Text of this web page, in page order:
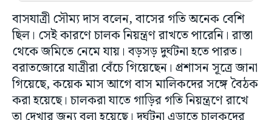
বাসযাত্রী সৌম্য দাস বলেন, বাসের গতি অনেক বেশি
ছিল। সেই কারণে চালক নিয়ন্ত্রণ রাখতে পারেনি। রাস্তা
থেকে জমিতে নেমে যায়। বড়সড় দুর্ঘটনা হতে পারত।
বরাতজোরে যাত্রীরা বেঁচে গিয়েছেন। প্রশাসন সূত্রে জানা
গিয়েছে, কয়েক মাস আগে বাস মালিকদের সঙ্গে বৈঠক
করা হয়েছে। চালকরা যাতে গাড়ির গতি নিয়ন্ত্রণে রাখে